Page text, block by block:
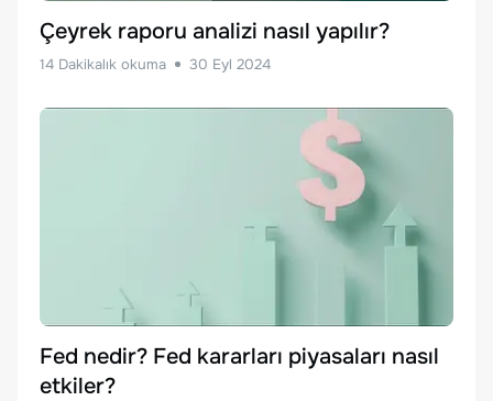
Çeyrek raporu analizi nasıl yapılır?
14 Dakikalık okuma 30 Eyl 2024
Fed nedir? Fed kararları piyasaları nasıl
etkiler?